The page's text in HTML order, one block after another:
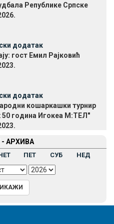
Републике Српске
додатак
гост Емил Рајковић
додатак
кошаркашки турнир
50 година Игокеа М:ТЕЛ"
АРХИВА
ПЕТ СУБ НЕД